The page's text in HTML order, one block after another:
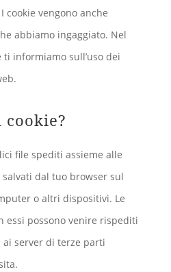
cookie vengono anche
abbiamo ingaggiato. Nel
informiamo sull’uso dei
cookie?
file spediti assieme alle
dal tuo browser sul
o altri dispositivi. Le
essi possono venire rispediti
server di terze parti